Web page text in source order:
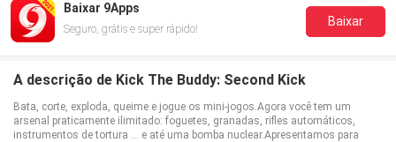
Baixar 9Apps
Seguro, grátis e super rápido!
Baixar
A descrição de Kick The Buddy: Second Kick
Bata, corte, exploda, queime e jogue os mini-jogos.Agora você tem um
arsenal praticamente ilimitado: foguetes, granadas, rifles automáticos,
instrumentos de tortura ... e até uma bomba nuclear.Apresentamos para